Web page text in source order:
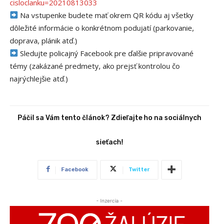
cisloclanku=20210813033
Na vstupenke budete mať okrem QR kódu aj všetky
dôležité informácie o konkrétnom podujatí (parkovanie,
doprava, plánik atď.)
Sledujte policajný Facebook pre ďalšie pripravované
témy (zakázané predmety, ako prejsť kontrolou čo
najrýchlejšie atď.)
Páčil sa Vám tento článok? Zdieľajte ho na sociálnych
sieťach!
Facebook Twitter
- Inzercia -